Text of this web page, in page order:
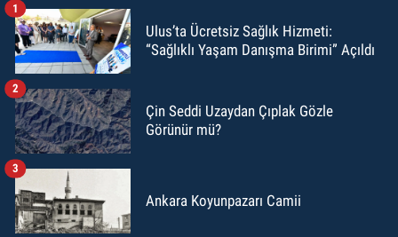
Ulus’ta Ücretsiz Sağlık Hizmeti:
“Sağlıklı Yaşam Danışma Birimi” Açıldı
1
Çin Seddi Uzaydan Çıplak Gözle
Görünür mü?
2
Ankara Koyunpazarı Camii
3